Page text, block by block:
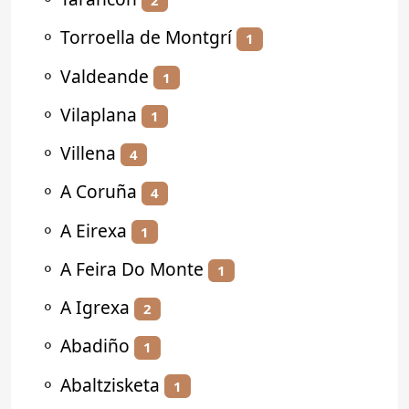
⚬ Torroella de Montgrí 1
⚬ Valdeande 1
⚬ Vilaplana 1
⚬ Villena 4
⚬ A Coruña 4
⚬ A Eirexa 1
⚬ A Feira Do Monte 1
⚬ A Igrexa 2
⚬ Abadiño 1
⚬ Abaltzisketa 1